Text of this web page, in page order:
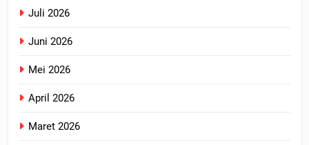
Juli 2026
Juni 2026
Mei 2026
April 2026
Maret 2026